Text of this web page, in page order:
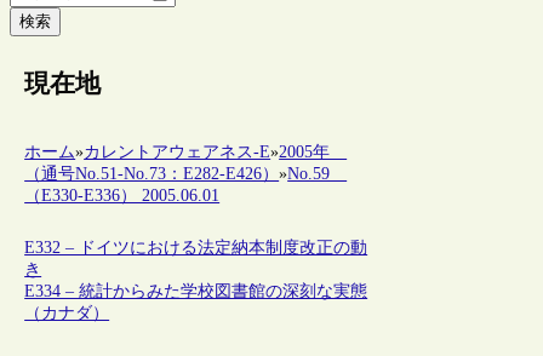
検索
現在地
ホーム»カレントアウェアネス-E»2005年
（通号No.51-No.73：E282-E426）»No.59
（E330-E336） 2005.06.01
E332 – ドイツにおける法定納本制度改正の動
き
E334 – 統計からみた学校図書館の深刻な実態
（カナダ）